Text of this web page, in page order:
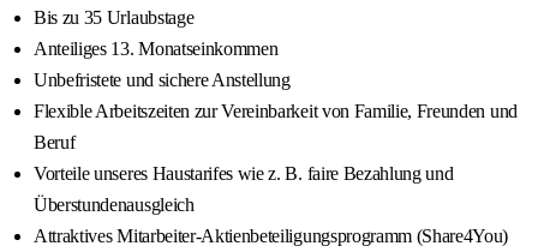
Bis zu 35 Urlaubstage
Anteiliges 13. Monatseinkommen
Unbefristete und sichere Anstellung
Flexible Arbeitszeiten zur Vereinbarkeit von Familie, Freunden und
Beruf
Vorteile unseres Haustarifes wie z. B. faire Bezahlung und
Überstundenausgleich
Attraktives Mitarbeiter-Aktienbeteiligungsprogramm (Share4You)